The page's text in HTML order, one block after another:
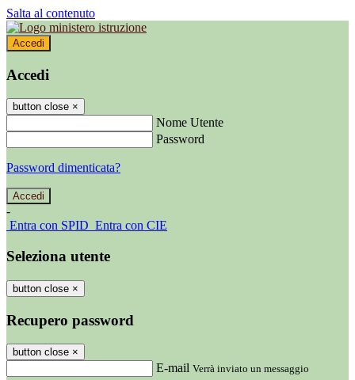
Salta al contenuto
Accedi
Accedi
button close ×
Nome Utente
Password
Password dimenticata?
-
Entra con SPID Entra con CIE
Seleziona utente
button close ×
Recupero password
button close ×
E-mail Verrà inviato un messaggio